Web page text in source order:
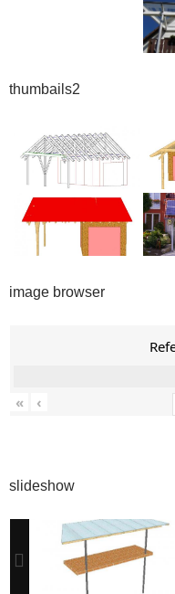
thumbails2
image browser
« ‹
slideshow